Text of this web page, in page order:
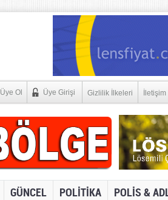
Üye Ol Üye Girişi Gizlilik İlkeleri İletişim
GÜNCEL POLİTİKA POLİS &